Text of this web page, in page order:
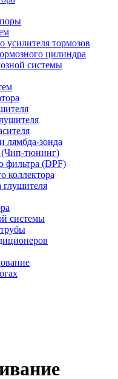
усилителя тормозов
цилиндра
системы
лямбда-зонда
тюнинг)
фильтра (DPF)
коллектора
глушителя
системы